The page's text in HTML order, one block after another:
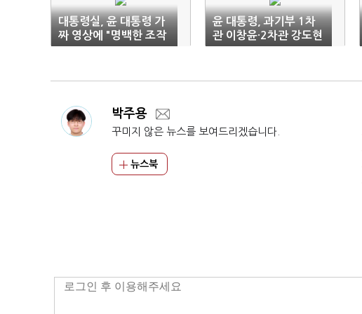
대통령실, 윤 대통령 가
짜 영상에 "명백한 조작
영상, 강력 대응"
윤 대통령, 과기부 1차
관 이창윤·2차관 강도현
임명
박주용
꾸미지 않은 뉴스를 보여드리겠습니다.
뉴스북